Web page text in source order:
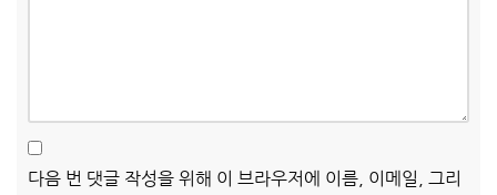
다음 번 댓글 작성을 위해 이 브라우저에 이름, 이메일, 그리